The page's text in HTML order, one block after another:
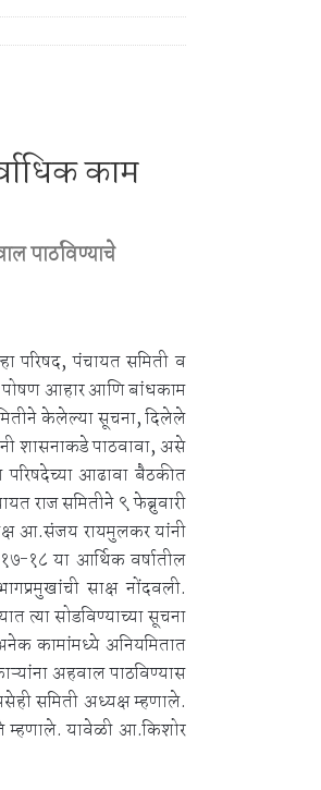
काम
पाठविण्याचे
परिषद, पंचायत समिती व
पोषण आहार आणि बांधकाम
केलेल्या सूचना, दिलेले
शासनाकडे पाठवावा, असे
आढावा बैठकीत
राज समितीने ९ फेब्रुवारी
आ.संजय रायमुलकर यांनी
१८ या आर्थिक वर्षातील
साक्ष नोंदवली.
त्या सोडविण्याच्या सूचना
कामांमध्ये अनियमितात
अहवाल पाठविण्यास
समिती अध्यक्ष म्हणाले.
म्हणाले. यावेळी आ.किशोर